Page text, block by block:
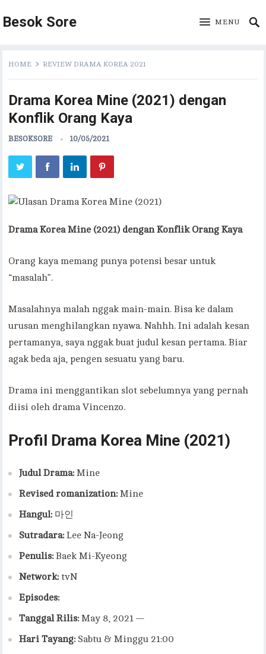
Besok Sore MENU
HOME REVIEW DRAMA KOREA 2021
Drama Korea Mine (2021) dengan
Konflik Orang Kaya
BESOKSORE 10/05/2021
Drama Korea Mine (2021) dengan Konflik Orang Kaya
Orang kaya memang punya potensi besar untuk
“masalah”.
Masalahnya malah nggak main-main. Bisa ke dalam
urusan menghilangkan nyawa. Nahhh. Ini adalah kesan
pertamanya, saya nggak buat judul kesan pertama. Biar
agak beda aja, pengen sesuatu yang baru.
Drama ini menggantikan slot sebelumnya yang pernah
diisi oleh drama Vincenzo.
Profil Drama Korea Mine (2021)
Judul Drama:Mine
Revised romanization:Mine
Hangul:마인
Sutradara:Lee Na-Jeong
Penulis:Baek Mi-Kyeong
Network:tvN
Episodes:
Tanggal Rilis:May 8, 2021 —
Hari Tayang:Sabtu & Minggu 21:00